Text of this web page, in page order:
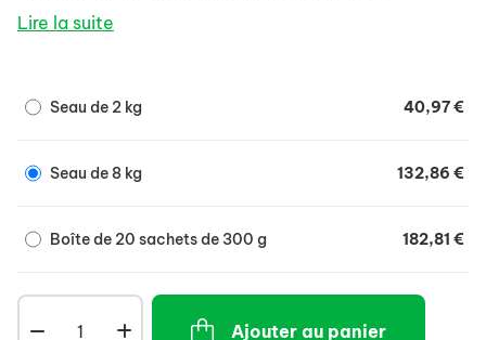
nombreuse, de mammite ou en cas de mort de la
Lire la suite
Seau de 2 kg 40,97 €
Seau de 8 kg 132,86 €
Boîte de 20 sachets de 300 g 182,81 €
Ajouter au panier